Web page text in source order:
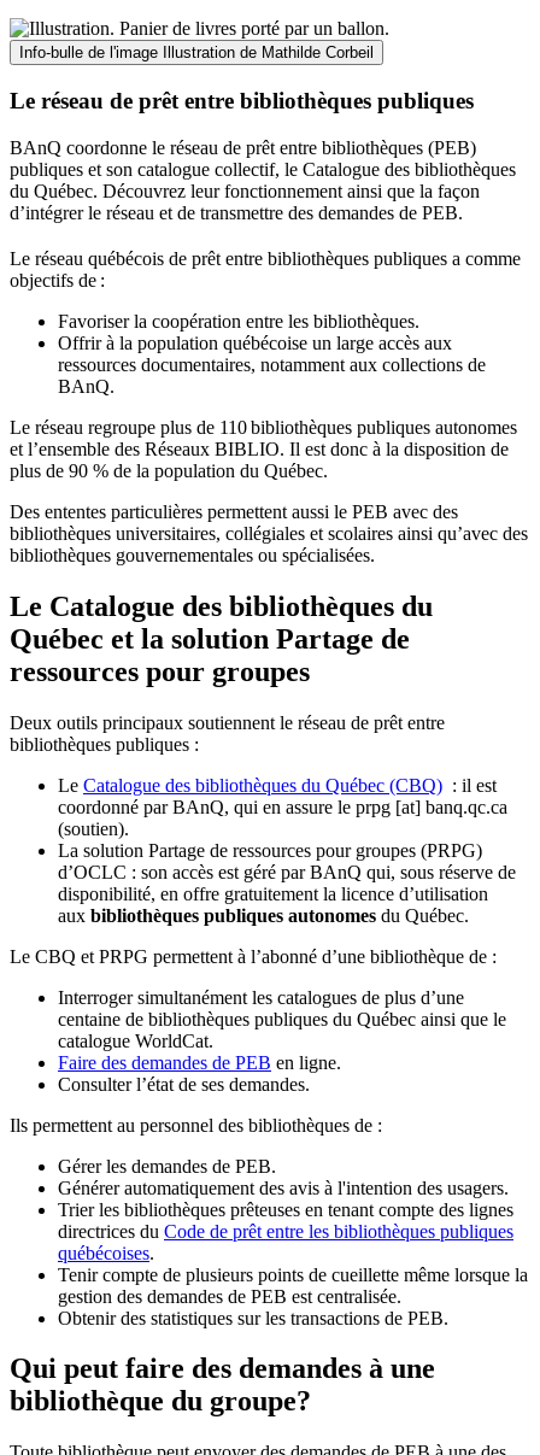
Info-bulle de l'image Illustration de Mathilde Corbeil
Le réseau de prêt entre bibliothèques publiques
BAnQ coordonne le réseau de prêt entre bibliothèques (PEB)
publiques et son catalogue collectif, le Catalogue des bibliothèques
du Québec. Découvrez leur fonctionnement ainsi que la façon
d’intégrer le réseau et de transmettre des demandes de PEB.
Le réseau québécois de prêt entre bibliothèques publiques a comme
objectifs de :
Favoriser la coopération entre les bibliothèques.
Offrir à la population québécoise un large accès aux
ressources documentaires, notamment aux collections de
BAnQ.
Le réseau regroupe plus de 110bibliothèques publiques autonomes
et l’ensemble des Réseaux BIBLIO. Il est donc à la disposition de
plus de 90 % de la population du Québec.
Des ententes particulières permettent aussi le PEB avec des
bibliothèques universitaires, collégiales et scolaires ainsi qu’avec des
bibliothèques gouvernementales ou spécialisées.
Le Catalogue des bibliothèques du
Québec et la solution Partage de
ressources pour groupes
Deux outils principaux soutiennent le réseau de prêt entre
bibliothèques publiques :
Le Catalogue des bibliothèques du Québec (CBQ) : il est
coordonné par BAnQ, qui en assure le prpg [at] banq.qc.ca
(soutien).
La solution Partage de ressources pour groupes (PRPG)
d’OCLC : son accès est géré par BAnQ qui, sous réserve de
disponibilité, en offre gratuitement la licence d’utilisation
aux bibliothèques publiques autonomes du Québec.
Le CBQ et PRPG permettent à l’abonné d’une bibliothèque de :
Interroger simultanément les catalogues de plus d’une
centaine de bibliothèques publiques du Québec ainsi que le
catalogue WorldCat.
Faire des demandes de PEB en ligne.
Consulter l’état de ses demandes.
Ils permettent au personnel des bibliothèques de :
Gérer les demandes de PEB.
Générer automatiquement des avis à l'intention des usagers.
Trier les bibliothèques prêteuses en tenant compte des lignes
directrices du Code de prêt entre les bibliothèques publiques
québécoises.
Tenir compte de plusieurs points de cueillette même lorsque la
gestion des demandes de PEB est centralisée.
Obtenir des statistiques sur les transactions de PEB.
Qui peut faire des demandes à une
bibliothèque du groupe?